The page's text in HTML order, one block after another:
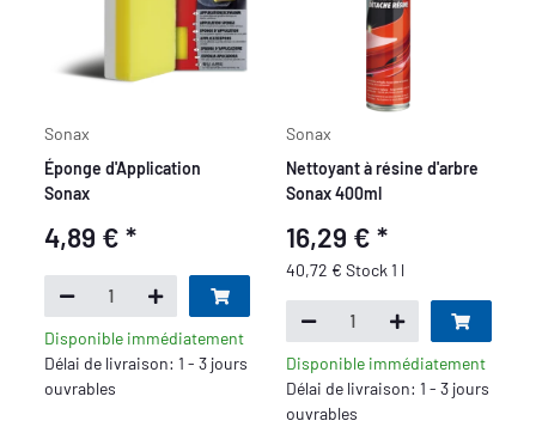
Sonax
Éponge d'Application
Sonax
4,89 €*
Disponible immédiatement
Délai de livraison: 1 - 3 jours
ouvrables
Sonax
Nettoyant à résine d'arbre
Sonax 400ml
16,29 € *
40,72 € Stock 1 l
Disponible immédiatement
Délai de livraison: 1 - 3 jours
ouvrables